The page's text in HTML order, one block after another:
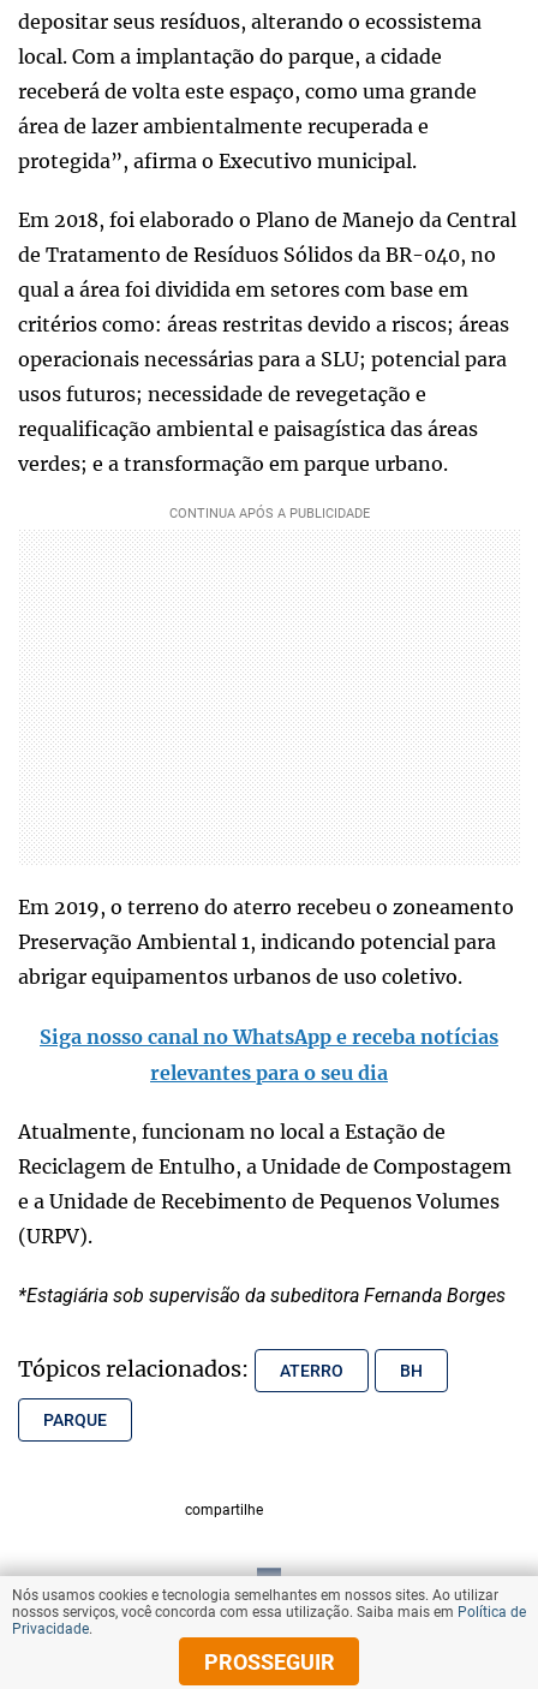
depositar seus resíduos, alterando o ecossistema
local. Com a implantação do parque, a cidade
receberá de volta este espaço, como uma grande
área de lazer ambientalmente recuperada e
protegida”, afirma o Executivo municipal.
Em 2018, foi elaborado o Plano de Manejo da Central
de Tratamento de Resíduos Sólidos da BR-040, no
qual a área foi dividida em setores com base em
critérios como: áreas restritas devido a riscos; áreas
operacionais necessárias para a SLU; potencial para
usos futuros; necessidade de revegetação e
requalificação ambiental e paisagística das áreas
verdes; e a transformação em parque urbano.
Em 2019, o terreno do aterro recebeu o zoneamento
Preservação Ambiental 1, indicando potencial para
abrigar equipamentos urbanos de uso coletivo.
Siga nosso canal no WhatsApp e receba notícias
relevantes para o seu dia
Atualmente, funcionam no local a Estação de
Reciclagem de Entulho, a Unidade de Compostagem
e a Unidade de Recebimento de Pequenos Volumes
(URPV).
*Estagiária sob supervisão da subeditora Fernanda Borges
Tópicos relacionados: ATERRO BH
PARQUE
compartilhe
VOLTAR AO TOPO
© Copyright 2025 Diários Associados
Nós usamos cookies e tecnologia semelhantes em nossos sites. Ao utilizar
nossos serviços, você concorda com essa utilização. Saiba mais em Política de
Privacidade.
PROSSEGUIR